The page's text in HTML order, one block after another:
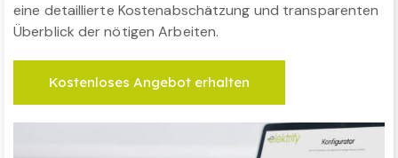
eine detaillierte Kostenabschätzung und transparenten
Überblick der nötigen Arbeiten.
Kostenloses Angebot erhalten